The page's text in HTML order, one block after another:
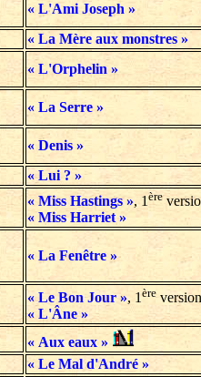
« L'Ami Joseph »
« La Mère aux monstres »
« L'Orphelin »
« La Serre »
« Denis »
« Lui ? »
« Miss Hastings », 1 ère
« Miss Harriet »
« La Fenêtre »
« Le Bon Jour », 1 ère
« L'Âne »
« Aux eaux »
« Le Mal d'André »